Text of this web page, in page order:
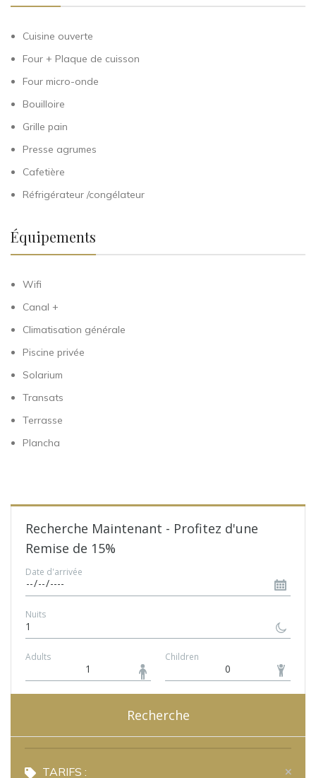
Cuisine ouverte
Four + Plaque de cuisson
Four micro-onde
Bouilloire
Grille pain
Presse agrumes
Cafetière
Réfrigérateur /congélateur
Équipements
Wifi
Canal +
Climatisation générale
Piscine privée
Solarium
Transats
Terrasse
Plancha
Recherche Maintenant - Profitez d'une
Remise de 15%
Date d'arrivée
1
Nuits
Adults Children
Recherche
TARIFS :